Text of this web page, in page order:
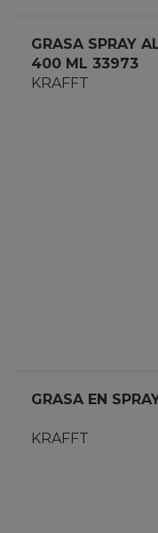
GRASA SPRAY
400 ML 33973
KRAFFT
GRASA EN
KRAFFT